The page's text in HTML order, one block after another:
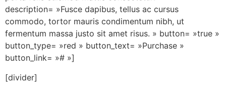
description= »Fusce dapibus, tellus ac cursus
commodo, tortor mauris condimentum nibh, ut
fermentum massa justo sit amet risus. » button= »true »
button_type= »red » button_text= »Purchase »
button_link= »# »]
[divider]